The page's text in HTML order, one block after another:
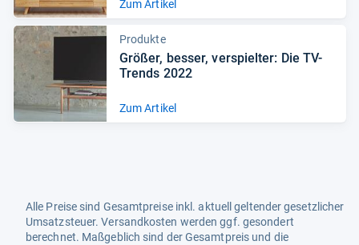
Zum Artikel
Produkte
Grö­ßer, bes­ser, ver­spiel­ter: Die TV-​
Trends 2022
Zum Artikel
Alle Preise sind Gesamtpreise inkl. aktuell geltender gesetzlicher
Umsatzsteuer. Versandkosten werden ggf. gesondert
berechnet. Maßgeblich sind der Gesamtpreis und die